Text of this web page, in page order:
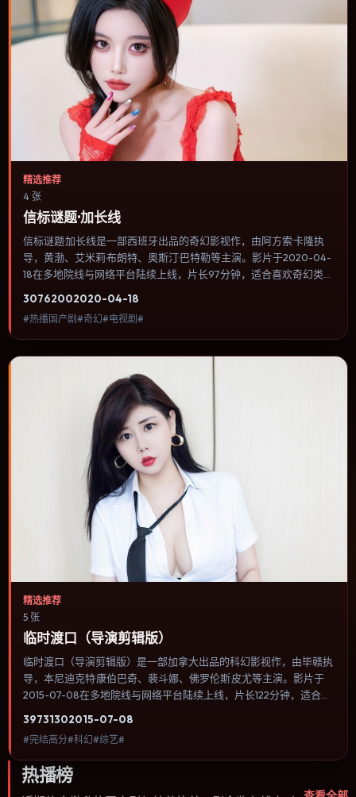
精选推荐
4 张
信标谜题·加长线
信标谜题·加长线是一部西班牙出品的奇幻影视作，由阿方索·卡隆执
导，黄渤、艾米莉·布朗特、奥斯汀·巴特勒等主演。影片于2020-04-
18在多地院线与网络平台陆续上线，片长97分钟，适合喜欢奇幻类
与情节推进，节奏与视听语言统一，可作为休闲观影或类型片补片的
选择。
30762002020-04-18
#热播国产剧#奇幻#电视剧#
精选推荐
5 张
临时渡口（导演剪辑版）
临时渡口（导演剪辑版）是一部加拿大出品的科幻影视作，由毕赣执
导，本尼迪克特·康伯巴奇、裴斗娜、佛罗伦斯·皮尤等主演。影片于
2015-07-08在多地院线与网络平台陆续上线，片长122分钟，适合喜
择与情节推进，节奏与视听语言统一，可作为休闲观影或类型片补片
的选择。
39731302015-07-08
#完结高分#科幻#综艺#
热播榜